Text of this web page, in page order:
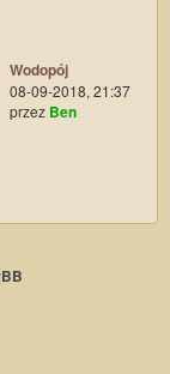
Wodopój
08-09-2018, 21:37
przez Ben